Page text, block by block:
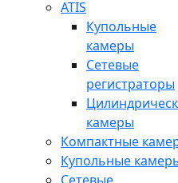
ATIS
Купольные
камеры
Сетевые
регистраторы
камеры
Компактные
Купольные